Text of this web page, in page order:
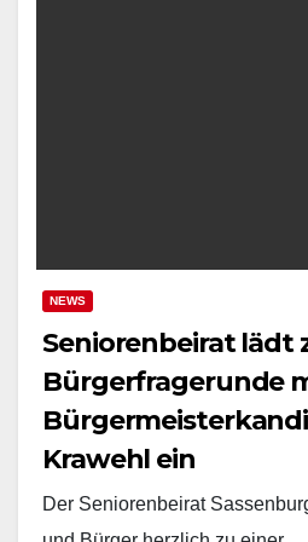
NEWS
Seniorenbeirat lädt
Bürgerfragerunde
Krawehl ein
Der Seniorenbeirat